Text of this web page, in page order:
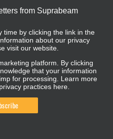
from Suprabeam
time by clicking the link in the
about our privacy
visit our website.
platform. By clicking
that your information
for processing. Learn more
practices here.